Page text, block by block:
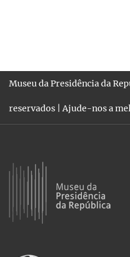
Museu da Presidência da
reservados |Ajude-nos a